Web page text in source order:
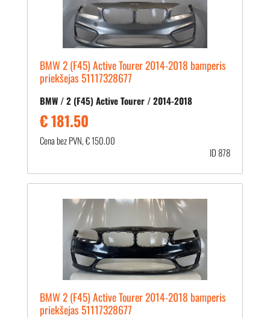
BMW 2 (F45) Active Tourer 2014-2018 bamperis
priekšejas 51117328677
BMW / 2 (F45) Active Tourer / 2014-2018
€ 181.50
Cena bez PVN, € 150.00
ID 878
BMW 2 (F45) Active Tourer 2014-2018 bamperis
priekšejas 51117328677